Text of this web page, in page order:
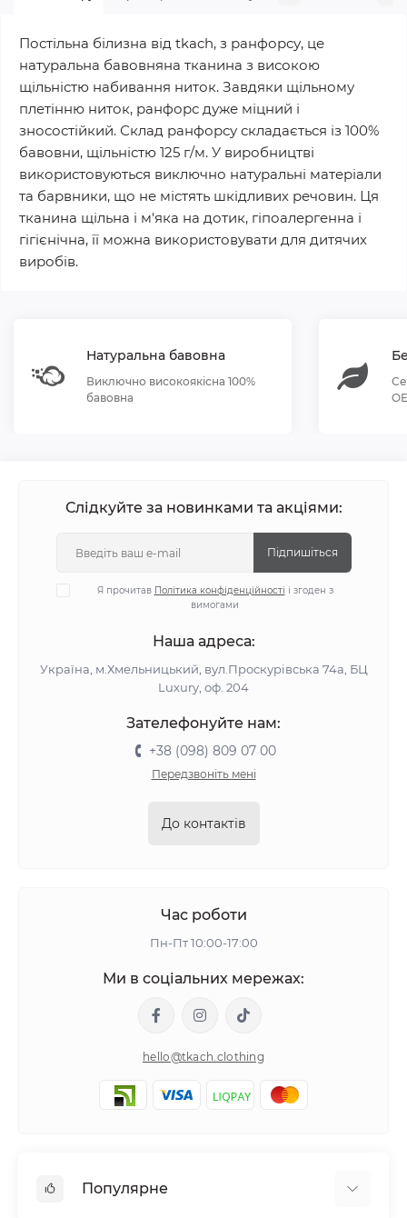
Постільна білизна від tkach, з ранфорсу, це
натуральна бавовняна тканина з високою
щільністю набивання ниток. Завдяки щільному
плетінню ниток, ранфорс дуже міцний і
зносостійкий. Склад ранфорсу складається із 100%
бавовни, щільністю 125 г/м. У виробництві
використовуються виключно натуральні матеріали
та барвники, що не містять шкідливих речовин. Ця
тканина щільна і м'яка на дотик, гіпоалергенна і
гігієнічна, її можна використовувати для дитячих
виробів.
Натуральна бавовна
Виключно високоякісна 100%
бавовна
Слідкуйте за новинками та акціями:
Підпишіться
Я прочитав Політика конфіденційності і згоден з
вимогами
Наша адреса:
Україна, м.Хмельницький, вул.Проскурівська 74а, БЦ
Luxury, оф. 204
Зателефонуйте нам:
+38 (098) 809 07 00
Передзвоніть мені
До контактів
Час роботи
Пн-Пт 10:00-17:00
Ми в соціальних мережах:
hello@tkach.clothing
Популярне